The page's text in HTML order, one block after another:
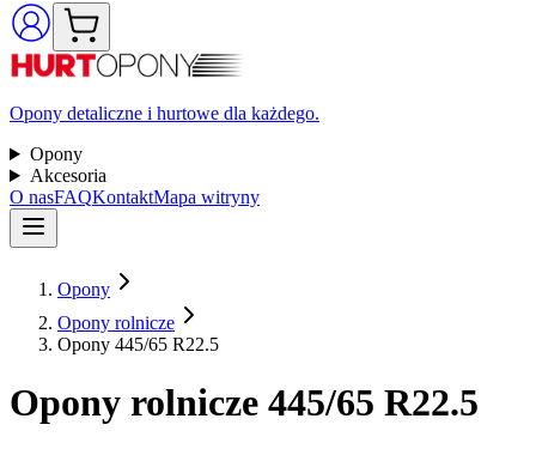
Opony detaliczne i hurtowe dla każdego.
Opony
Akcesoria
O nasFAQKontaktMapa witryny
Opony
Opony rolnicze
Opony 445/65 R22.5
Opony rolnicze 445/65 R22.5